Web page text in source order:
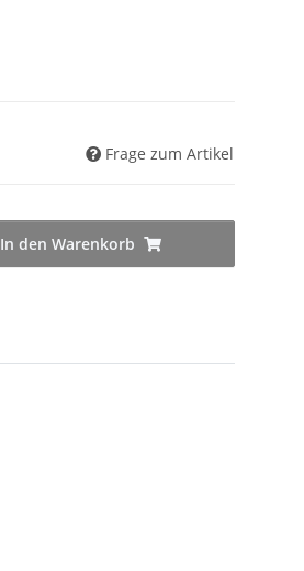
Frage zum Artikel
In den Warenkorb